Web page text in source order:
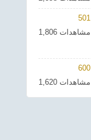
501
1,806 مشاهدات
600
1,620 مشاهدات